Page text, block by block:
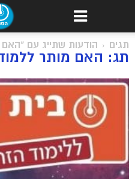
תגים הודעות שתייג עם
תג: האם מותר